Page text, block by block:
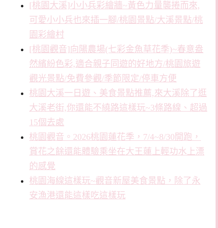
[桃園大溪]小小兵彩繪牆~黃色力量襲捲而來,
可愛小小兵也來插一腳/桃園景點/大溪景點/桃
園彩繪村
[桃園觀音]向陽農場(七彩金魚草花季)~春意盎
然繽紛色彩,適合親子同遊的好地方/桃園旅遊
觀光景點/免費參觀/季節限定/停車方便
桃園大溪一日遊、美食景點推薦,來大溪除了逛
大溪老街,你還能不繞路這樣玩~3條路線、超過
15個去處
桃園觀音。2026桃園蓮花季，7/4~8/30開跑，
賞花之餘還能體驗乘坐在大王蓮上輕功水上漂
的感覺
桃園海線這樣玩~觀音新屋美食景點，除了永
安漁港還能這樣吃這樣玩